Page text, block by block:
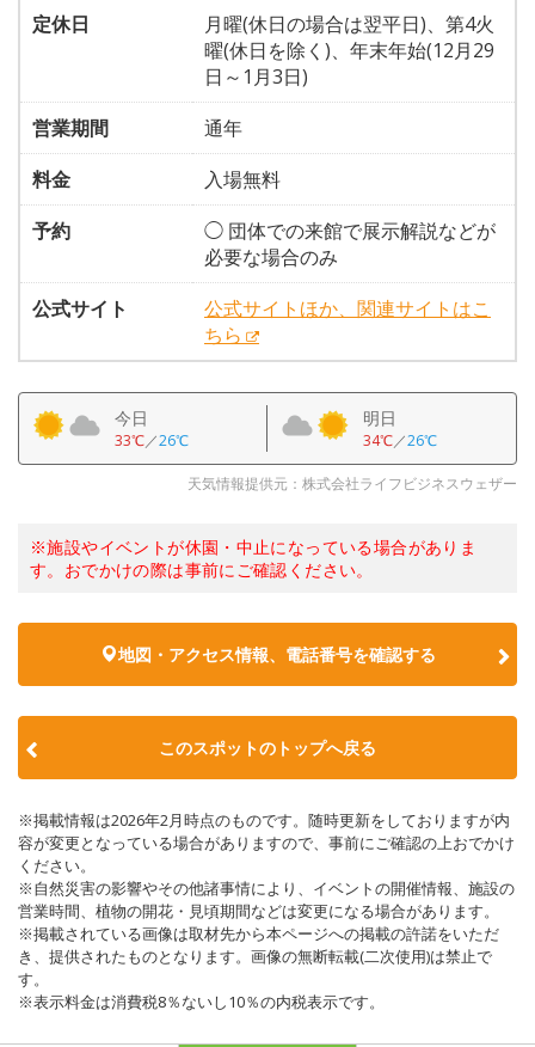
定休日
月曜(休日の場合は翌平日)、第4火
曜(休日を除く)、年末年始(12月29
日～1月3日)
営業期間
通年
料金
入場無料
予約
◯ 団体での来館で展示解説などが
必要な場合のみ
公式サイト
公式サイトほか、関連サイトはこ
ちら
今日
33℃／26℃
明日
34℃／26℃
天気情報提供元：株式会社ライフビジネスウェザー
※施設やイベントが休園・中止になっている場合がありま
す。おでかけの際は事前にご確認ください。
地図・アクセス情報、電話番号を確認する
このスポットのトップへ戻る
※掲載情報は2026年2月時点のものです。随時更新をしておりますが内
容が変更となっている場合がありますので、事前にご確認の上おでかけ
ください。
※自然災害の影響やその他諸事情により、イベントの開催情報、施設の
営業時間、植物の開花・見頃期間などは変更になる場合があります。
※掲載されている画像は取材先から本ページへの掲載の許諾をいただ
き、提供されたものとなります。画像の無断転載(二次使用)は禁止で
す。
※表示料金は消費税8％ないし10％の内税表示です。